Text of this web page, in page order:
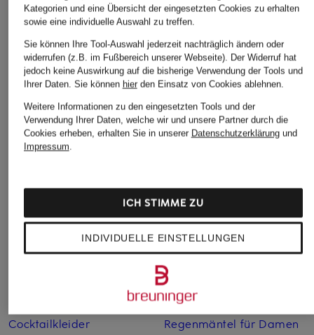
Weitere Kategorien
Bademäntel für Herren
Cocktailkleider
Lederjacken für Damen
Lederjacken für Herren
Leinenkleider
Maxikleider
Regenmäntel für Damen
Kategorien und eine Übersicht der eingesetzten Cookies zu erhalten
sowie eine individuelle Auswahl zu treffen.
Sie können Ihre Tool-Auswahl jederzeit nachträglich ändern oder
widerrufen (z.B. im Fußbereich unserer Webseite). Der Widerruf hat
jedoch keine Auswirkung auf die bisherige Verwendung der Tools und
Ihrer Daten. Sie können hierden Einsatz von Cookies ablehnen.
Weitere Informationen zu den eingesetzten Tools und der
Verwendung Ihrer Daten, welche wir und unsere Partner durch die
Cookies erheben, erhalten Sie in unserer Datenschutzerklärungund
Impressum.
INDIVIDUELLE EINSTELLUNGEN
ICH STIMME ZU